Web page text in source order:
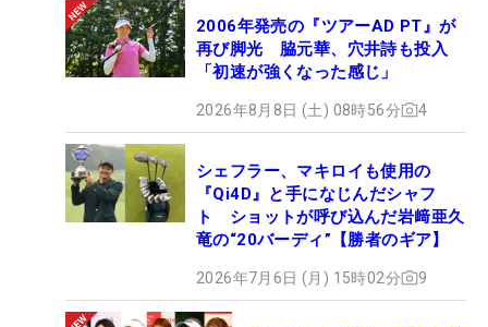
2006年発売の『ツアーAD PT』が
再び脚光 脇元華、穴井詩も投入
「初速が強くなった感じ」
2026年8月8日 (土) 08時56分 4
シェフラー、マキロイも使用の
『Qi4D』と手になじんだシャフ
ト ショットが呼び込んだ岩﨑亜久
竜の“20バーディ”【勝者のギア】
2026年7月6日 (月) 15時02分 9